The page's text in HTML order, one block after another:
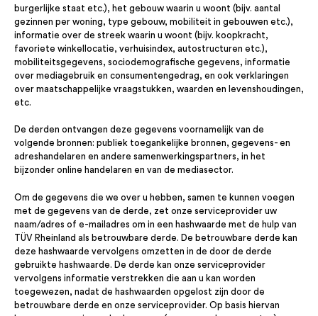
burgerlijke staat etc.), het gebouw waarin u woont (bijv. aantal
gezinnen per woning, type gebouw, mobiliteit in gebouwen etc.),
informatie over de streek waarin u woont (bijv. koopkracht,
favoriete winkellocatie, verhuisindex, autostructuren etc.),
mobiliteitsgegevens, sociodemografische gegevens, informatie
over mediagebruik en consumentengedrag, en ook verklaringen
over maatschappelijke vraagstukken, waarden en levenshoudingen,
etc.
De derden ontvangen deze gegevens voornamelijk van de
volgende bronnen: publiek toegankelijke bronnen, gegevens- en
adreshandelaren en andere samenwerkingspartners, in het
bijzonder online handelaren en van de mediasector.
Om de gegevens die we over u hebben, samen te kunnen voegen
met de gegevens van de derde, zet onze serviceprovider uw
naam/adres of e-mailadres om in een hashwaarde met de hulp van
TÜV Rheinland als betrouwbare derde. De betrouwbare derde kan
deze hashwaarde vervolgens omzetten in de door de derde
gebruikte hashwaarde. De derde kan onze serviceprovider
vervolgens informatie verstrekken die aan u kan worden
toegewezen, nadat de hashwaarden opgelost zijn door de
betrouwbare derde en onze serviceprovider. Op basis hiervan